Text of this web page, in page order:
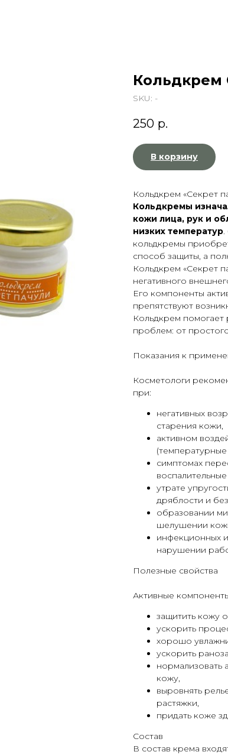
Кольдкрем
SKU: -
250 р.
В корзину
Кольдкрем «Секрет
Кольдкремы
кожи лица, рук и
низких температур
кольдкремы
способ защиты, а
Кольдкрем «Секрет
негативного
Его компоненты
препятствуют
Кольдкрем
проблем: от
Показания к
Косметологи
при:
негативных
старения кожи,
активном
симптомах
утрате
дряблости и
образовании
шелушении
инфекционных
нарушении
Полезные свойства
Активные
защитить кожу
ускорить
хорошо
ускорить
нормализовать
кожу,
выровнять
растяжки,
придать коже
Состав
В состав крема